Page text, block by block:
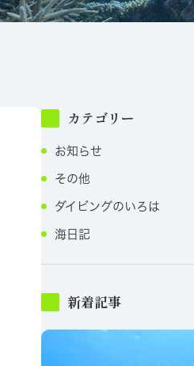
カテゴリー
お知らせ
その他
ダイビングのいろは
海日記
新着記事